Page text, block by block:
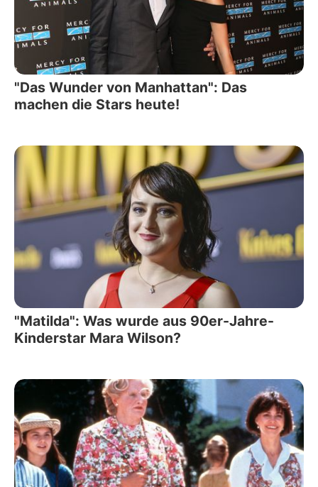
"Das Wunder von Manhattan": Das
machen die Stars heute!
"Matilda": Was wurde aus 90er-Jahre-
Kinderstar Mara Wilson?